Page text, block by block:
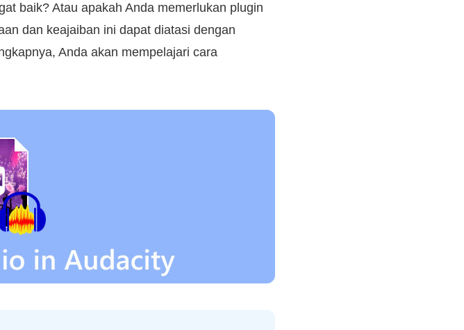
baik? Atau apakah Anda memerlukan plugin
dan keajaiban ini dapat diatasi dengan
Anda akan mempelajari cara